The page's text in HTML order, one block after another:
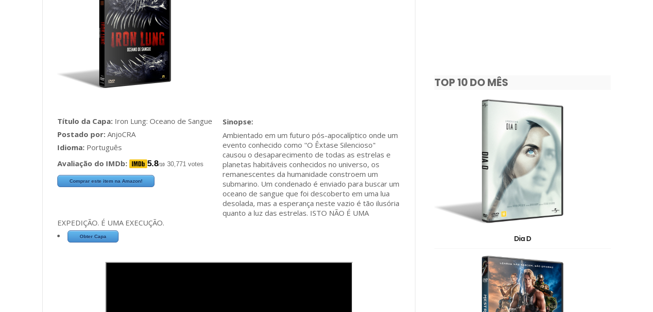
Título da Capa: Iron Lung: Oceano de Sangue
Postado por: AnjoCRA
Idioma: Português
Avaliação do IMDb:
5.8/10 30,771 votes
Comprar este item na Amazon!
Ambientado em um futuro pós-apocalíptico onde um
evento conhecido como "O Êxtase Silencioso"
causou o desaparecimento de todas as estrelas e
planetas habitáveis ​​conhecidos no universo, os
remanescentes da humanidade constroem um
submarino. Um condenado é enviado para buscar um
oceano de sangue que foi descoberto em uma lua
desolada, mas a esperança neste vazio é tão ilusória
quanto a luz das estrelas. ISTO NÃO É UMA
EXPEDIÇÃO. É UMA EXECUÇÃO.
Obter Capa
TOP 10 DO MÊS
Dia D